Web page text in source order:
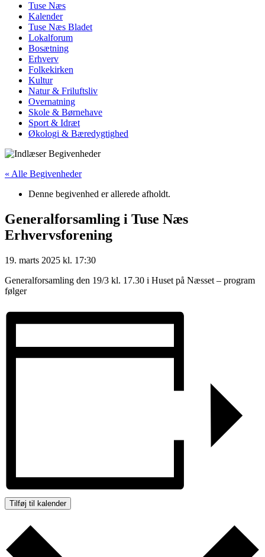
Tuse Næs
Kalender
Tuse Næs Bladet
Lokalforum
Bosætning
Erhverv
Folkekirken
Kultur
Natur & Friluftsliv
Overnatning
Skole & Børnehave
Sport & Idræt
Økologi & Bæredygtighed
« Alle Begivenheder
Denne begivenhed er allerede afholdt.
Generalforsamling i Tuse Næs
Erhvervsforening
19. marts 2025 kl. 17:30
Generalforsamling den 19/3 kl. 17.30 i Huset på Næsset – program
følger
Tilføj til kalender